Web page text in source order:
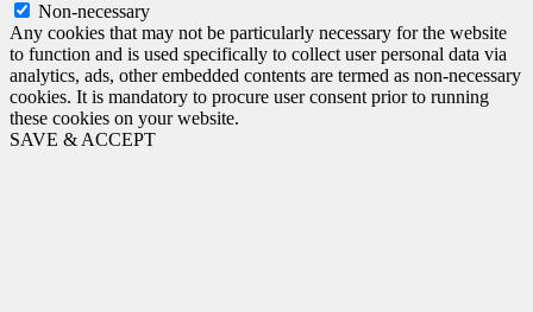
Non-necessary
Any cookies that may not be particularly necessary for the website
to function and is used specifically to collect user personal data via
analytics, ads, other embedded contents are termed as non-necessary
cookies. It is mandatory to procure user consent prior to running
these cookies on your website.
SAVE & ACCEPT